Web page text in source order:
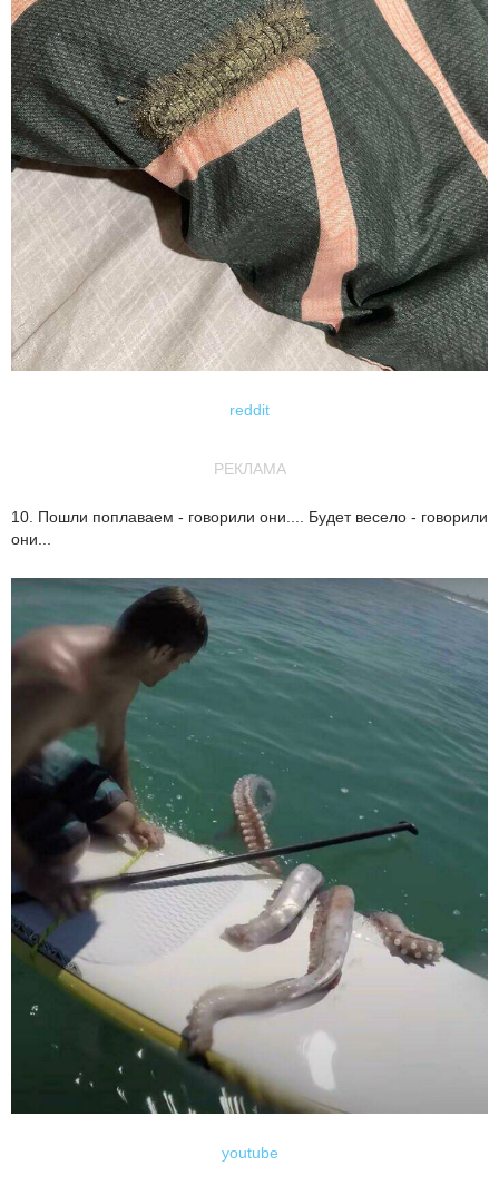
reddit
РЕКЛАМА
10. Пошли поплаваем - говорили они.... Будет весело - говорили
они...
youtube